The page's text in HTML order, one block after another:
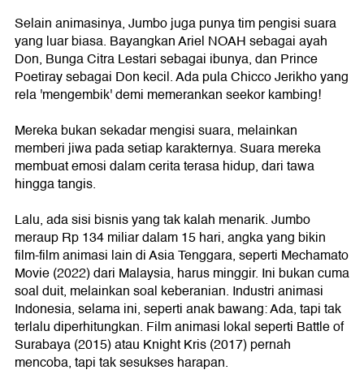
Selain animasinya, Jumbo juga punya tim pengisi suara
yang luar biasa. Bayangkan Ariel NOAH sebagai ayah
Don, Bunga Citra Lestari sebagai ibunya, dan Prince
Poetiray sebagai Don kecil. Ada pula Chicco Jerikho yang
rela 'mengembik' demi memerankan seekor kambing!
Mereka bukan sekadar mengisi suara, melainkan
memberi jiwa pada setiap karakternya. Suara mereka
membuat emosi dalam cerita terasa hidup, dari tawa
hingga tangis.
Lalu, ada sisi bisnis yang tak kalah menarik. Jumbo
meraup Rp 134 miliar dalam 15 hari, angka yang bikin
film-film animasi lain di Asia Tenggara, seperti Mechamato
Movie (2022) dari Malaysia, harus minggir. Ini bukan cuma
soal duit, melainkan soal keberanian. Industri animasi
Indonesia, selama ini, seperti anak bawang: Ada, tapi tak
terlalu diperhitungkan. Film animasi lokal seperti Battle of
Surabaya (2015) atau Knight Kris (2017) pernah
mencoba, tapi tak sesukses harapan.